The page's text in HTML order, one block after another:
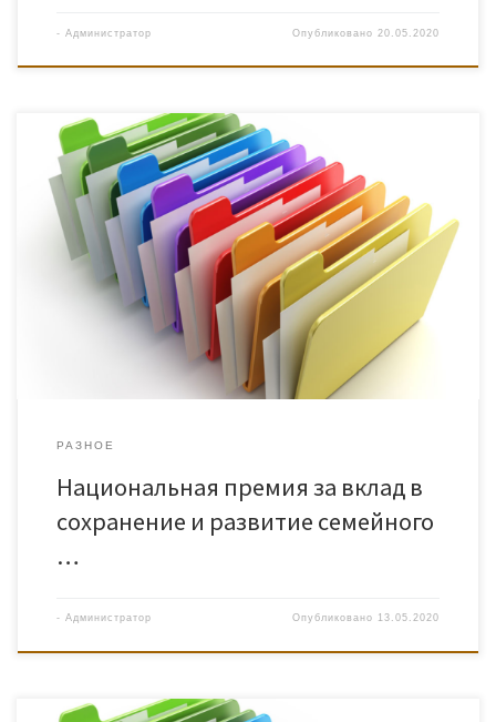
- Администратор Опубликовано 20.05.2020
РАЗНОЕ
Национальная премия за вклад в
сохранение и развитие семейного
…
- Администратор Опубликовано 13.05.2020